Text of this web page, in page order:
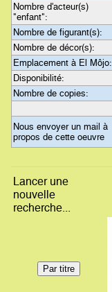
Nombre d'acteur(s)
"enfant":
Nombre de figurant(s):
Nombre de décor(s):
Emplacement à El Môjo:
Disponibilité:
Nombre de copies:
Nous envoyer un mail à
propos de cette oeuvre
Lancer une
nouvelle
recherche...